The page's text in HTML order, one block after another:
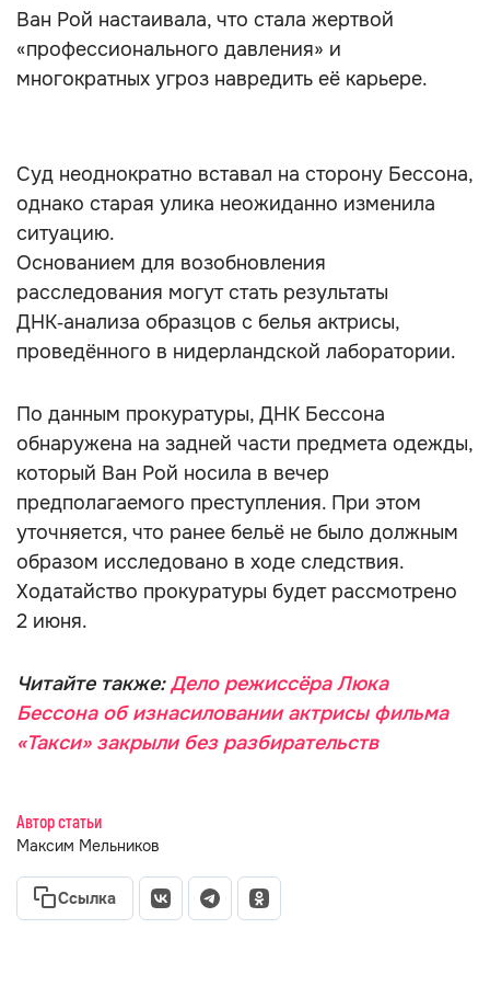
Ван Рой настаивала, что стала жертвой
«профессионального давления» и
многократных угроз навредить её карьере.
Суд неоднократно вставал на сторону Бессона,
однако старая улика неожиданно изменила
ситуацию.
Основанием для возобновления
расследования могут стать результаты
ДНК‑анализа образцов с белья актрисы,
проведённого в нидерландской лаборатории.
По данным прокуратуры, ДНК Бессона
обнаружена на задней части предмета одежды,
который Ван Рой носила в вечер
предполагаемого преступления. При этом
уточняется, что ранее бельё не было должным
образом исследовано в ходе следствия.
Ходатайство прокуратуры будет рассмотрено
2 июня.
Читайте также:Дело режиссёра Люка
Бессона об изнасиловании актрисы фильма
«Такси» закрыли без разбирательств
Автор статьи
Максим Мельников
Ссылка